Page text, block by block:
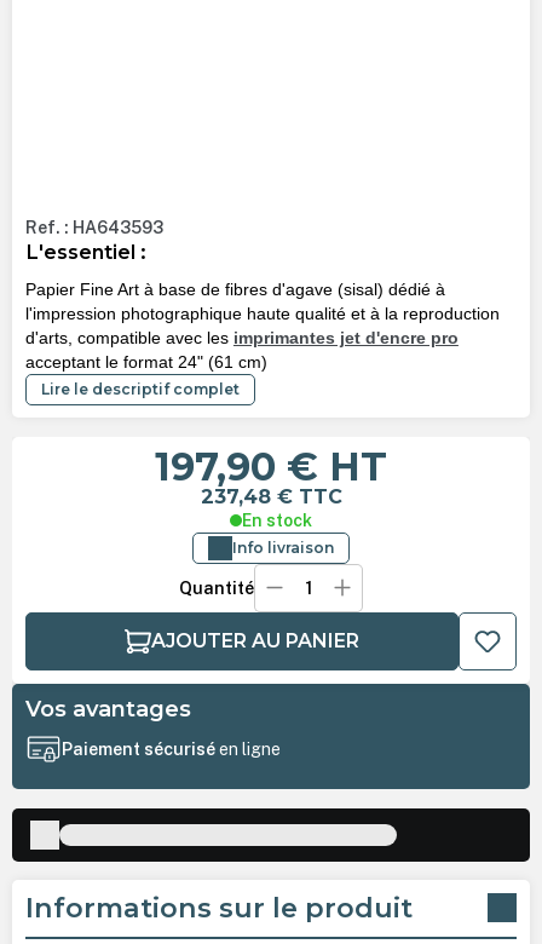
Ref. : HA643593
L'essentiel :
Papier Fine Art à base de fibres d'agave (sisal) dédié à
l'impression photographique haute qualité et à la reproduction
d'arts, compatible avec les imprimantes jet d'encre pro
acceptant le format 24" (61 cm)
Lire le descriptif complet
197,90 € HT
237,48 € TTC
En stock
Info livraison
Quantité
AJOUTER AU PANIER
Vos avantages
Paiement sécuriséen ligne
Informations sur le produit